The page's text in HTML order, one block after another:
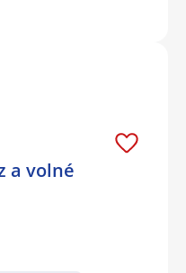
a volné